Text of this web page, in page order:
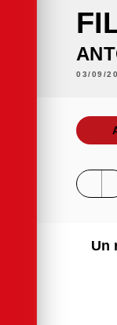
03/09/
Un